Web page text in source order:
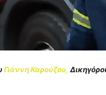
Γιάννη Καρούζου,